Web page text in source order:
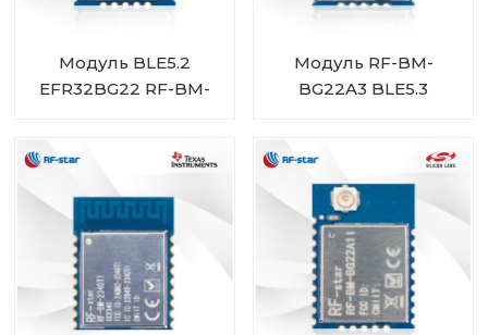
Модуль BLE5.2
EFR32BG22 RF-BM-
Модуль RF-BM-
BG22A3 BLE5.3